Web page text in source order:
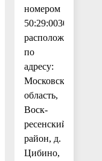
номером
50:29:0030204:2208,
расположенного
по
адресу:
Московская
область,
Воск-
ресенский
район, д.
Цибино,